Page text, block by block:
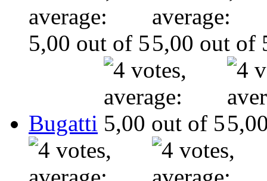
Bugatti